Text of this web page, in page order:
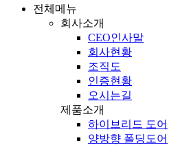
전체메뉴
회사소개
CEO인사말
회사현황
조직도
인증현황
오시는길
제품소개
하이브리드 도어
양방향 폴딩도어